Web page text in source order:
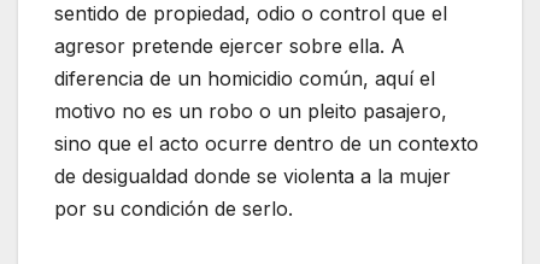
sentido de propiedad, odio o control que el
agresor pretende ejercer sobre ella. A
diferencia de un homicidio común, aquí el
motivo no es un robo o un pleito pasajero,
sino que el acto ocurre dentro de un contexto
de desigualdad donde se violenta a la mujer
por su condición de serlo.